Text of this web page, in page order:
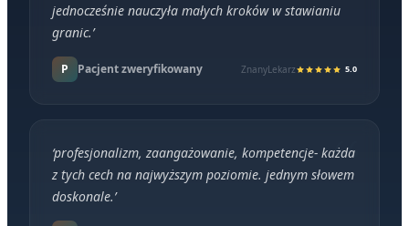
jednocześnie nauczyła małych kroków w stawianiu
granic.’
P Pacjent zweryfikowany ZnanyLekarz 5.0
‘profesjonalizm, zaangażowanie, kompetencje- każda
z tych cech na najwyższym poziomie. jednym słowem
doskonale.’